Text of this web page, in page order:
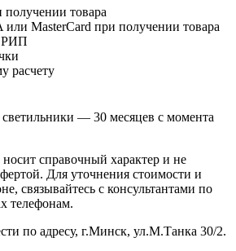
товара
MasterCard при получении товара
расчету
— 30 месяцев с момента
справочный характер и не
Для уточнения стоимости и
связывайтесь с консультантами по
телефонам.
по адресу, г.Минск, ул.М.Танка 30/2.